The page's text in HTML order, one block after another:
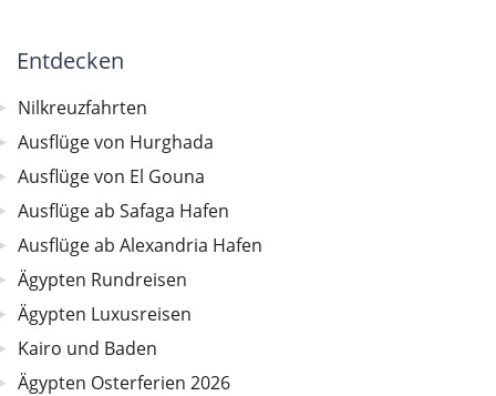
Entdecken
Nilkreuzfahrten
Ausflüge von Hurghada
Ausflüge von El Gouna
Ausflüge ab Safaga Hafen
Ausflüge ab Alexandria Hafen
Ägypten Rundreisen
Ägypten Luxusreisen
Kairo und Baden
Ägypten Osterferien 2026